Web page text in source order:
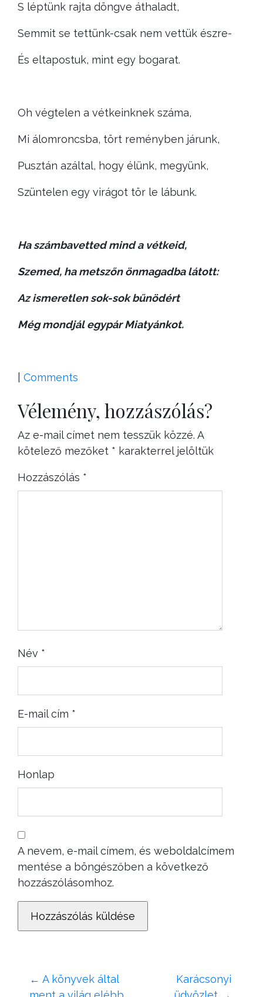
S léptünk rajta döngve áthaladt,
Semmit se tettünk-csak nem vettük észre-
És eltapostuk, mint egy bogarat.
Oh végtelen a vétkeinknek száma,
Mi álomroncsba, tört reményben járunk,
Pusztán azáltal, hogy élünk, megyünk,
Szüntelen egy virágot tör le lábunk.
Ha számbavetted mind a vétkeid,
Szemed, ha metszőn önmagadba látott:
Az ismeretlen sok-sok bűnödért
Még mondjál egypár Miatyánkot.
Comments
Vélemény, hozzászólás?
Az e-mail címet nem tesszük közzé. A
kötelező mezőket * karakterrel jelöltük
Hozzászólás *
Név *
E-mail cím *
Honlap
A nevem, e-mail címem, és weboldalcímem
mentése a böngészőben a következő
hozzászólásomhoz.
← A könyvek által
Karácsonyi